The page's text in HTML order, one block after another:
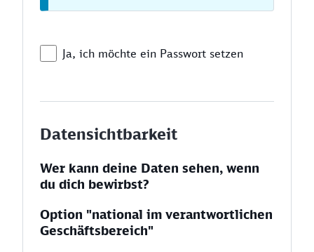
Ja, ich möchte ein Passwort setzen
Datensichtbarkeit
Wer kann deine Daten sehen, wenn
du dich bewirbst?
Option "national im verantwortlichen
Geschäftsbereich"